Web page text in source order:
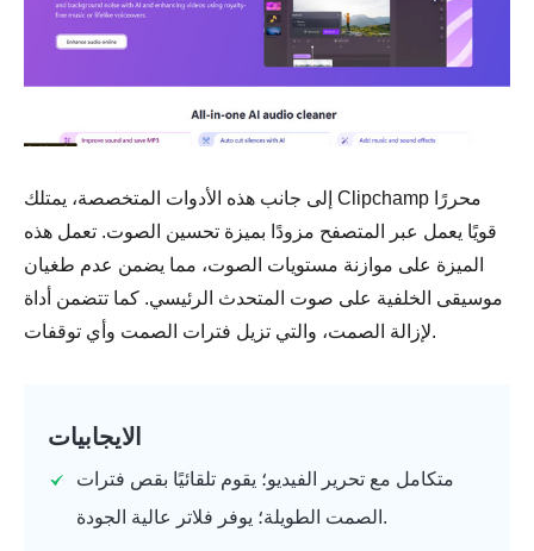
إلى جانب هذه الأدوات المتخصصة، يمتلك Clipchamp محررًا
قويًا يعمل عبر المتصفح مزودًا بميزة تحسين الصوت. تعمل هذه
الميزة على موازنة مستويات الصوت، مما يضمن عدم طغيان
موسيقى الخلفية على صوت المتحدث الرئيسي. كما تتضمن أداة
لإزالة الصمت، والتي تزيل فترات الصمت وأي توقفات.
الايجابيات
متكامل مع تحرير الفيديو؛ يقوم تلقائيًا بقص فترات
الصمت الطويلة؛ يوفر فلاتر عالية الجودة.